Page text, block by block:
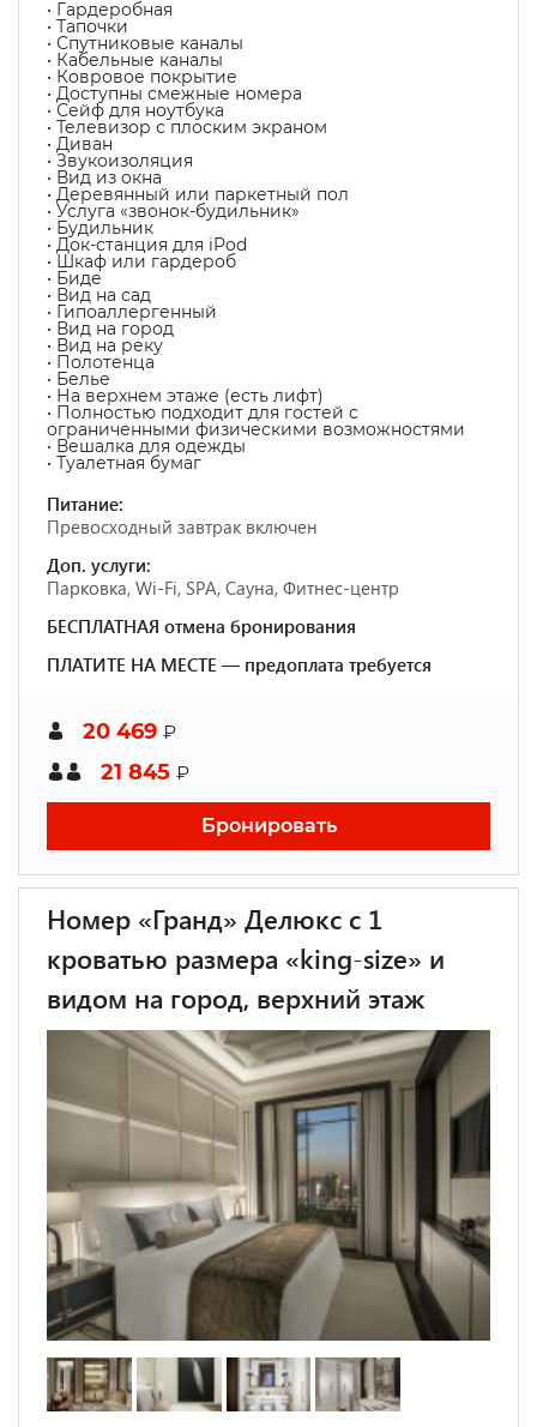
• Гардеробная
• Тапочки
• Спутниковые каналы
• Кабельные каналы
• Ковровое покрытие
• Доступны смежные номера
• Сейф для ноутбука
• Телевизор с плоским экраном
• Диван
• Звукоизоляция
• Вид из окна
• Деревянный или паркетный пол
• Услуга «звонок-будильник»
• Будильник
• Док-станция для iPod
• Шкаф или гардероб
• Биде
• Вид на сад
• Гипоаллергенный
• Вид на город
• Вид на реку
• Полотенца
• Белье
• На верхнем этаже (есть лифт)
• Полностью подходит для гостей с
ограниченными физическими возможностями
• Вешалка для одежды
• Туалетная бумаг
Питание:
Превосходный завтрак включен
Доп. услуги:
Парковка, Wi-Fi, SPA, Сауна, Фитнес-центр
БЕСПЛАТНАЯ отмена бронирования
ПЛАТИТЕ НА МЕСТЕ — предоплата требуется
20 469 ₽
21 845 ₽
Бронировать
Номер «Гранд» Делюкс с 1
кроватью размера «king-size» и
видом на город, верхний этаж